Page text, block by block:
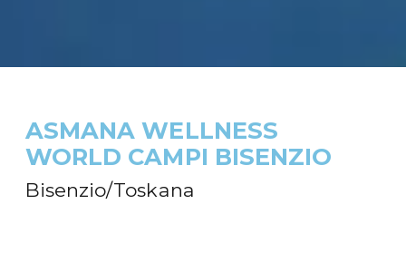
ASMANA WELLNESS
WORLD CAMPI BISENZIO
Bisenzio/Toskana